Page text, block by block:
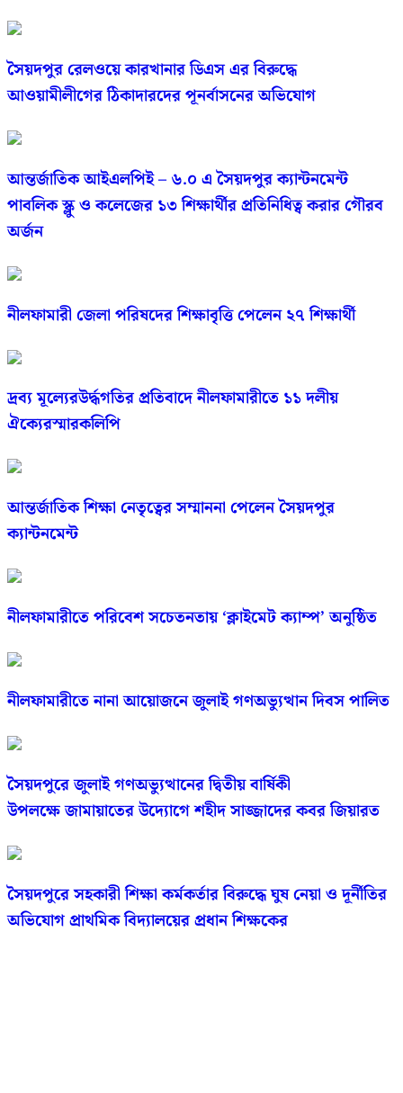
সৈয়দপুর রেলওয়ে কারখানার ডিএস এর বিরুদ্ধে
আওয়ামীলীগের ঠিকাদারদের পূনর্বাসনের অভিযোগ
আন্তর্জাতিক আইএলপিই – ৬.০ এ সৈয়দপুর ক্যান্টনমেন্ট
পাবলিক স্ক্লু ও কলেজের ১৩ শিক্ষার্থীর প্রতিনিধিত্ব করার গৌরব
অর্জন
নীলফামারী জেলা পরিষদের শিক্ষাবৃত্তি পেলেন ২৭ শিক্ষার্থী
দ্রব্য মূল্যেরউর্দ্ধগতির প্রতিবাদে নীলফামারীতে ১১ দলীয়
ঐক্যেরস্মারকলিপি
আন্তর্জাতিক শিক্ষা নেতৃত্বের সম্মাননা পেলেন সৈয়দপুর
ক্যান্টনমেন্ট
নীলফামারীতে পরিবেশ সচেতনতায় ‘ক্লাইমেট ক্যাম্প’ অনুষ্ঠিত
নীলফামারীতে নানা আয়োজনে জুলাই গণঅভ্যুত্থান দিবস পালিত
সৈয়দপুরে জুলাই গণঅভ্যুত্থানের দ্বিতীয় বার্ষিকী
উপলক্ষে জামায়াতের উদ্যোগে শহীদ সাজ্জাদের কবর জিয়ারত
সৈয়দপুরে সহকারী শিক্ষা কর্মকর্তার বিরুদ্ধে ঘুষ নেয়া ও দূর্নীতির
অভিযোগ প্রাথমিক বিদ্যালয়ের প্রধান শিক্ষকের